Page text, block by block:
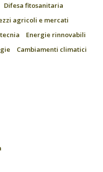
Difesa fitosanitaria
agricoli e mercati
Energie rinnovabili
Cambiamenti climatici